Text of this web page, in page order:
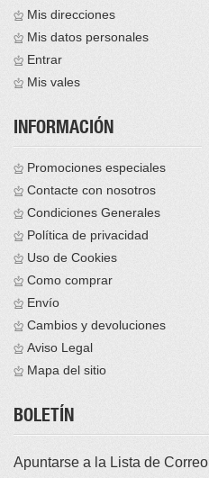
Mis direcciones
Mis datos personales
Entrar
Mis vales
INFORMACIÓN
Promociones especiales
Contacte con nosotros
Condiciones Generales
Política de privacidad
Uso de Cookies
Como comprar
Envío
Cambios y devoluciones
Aviso Legal
Mapa del sitio
BOLETÍN
Apuntarse a la Lista de Correo